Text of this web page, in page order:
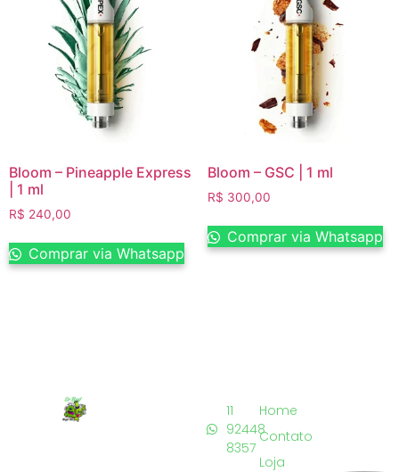
Bloom – Pineapple Express
| 1 ml
R$ 240,00
Comprar via Whatsapp
Bloom – GSC | 1 ml
R$ 300,00
Comprar via Whatsapp
Home
Contato
Loja
11
92448
8357